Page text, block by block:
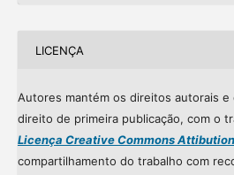
LICENÇA
Autores mantém os direitos autorais e
direito de primeira publicação, com o
Licença Creative Commons
compartilhamento do trabalho com